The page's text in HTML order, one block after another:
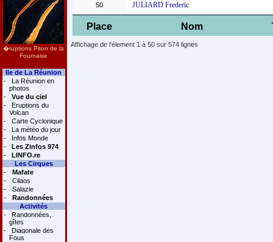
�ruptions Piton de la
Fournaise
Ile de La Réunion
-
La Réunion en
photos
-
Vue du ciel
-
Eruptions du
Volcan
-
Carte Cyclonique
-
La météo du jour
-
Infos Monde
-
Les Zinfos 974
-
LINFO.re
Les Cirques
-
Mafate
-
Cilaos
-
Salazie
-
Randonnées
Activités
-
Randonnées,
gîtes
-
Diagonale des
Fous
Place Nom
50 JULIARD Frederic
Affichage de l'élement 1 à 50 sur 574 lignes